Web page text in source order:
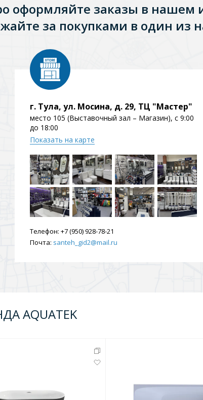
оформляйте заказы в нашем
за покупками в один из
г. Тула, ул. Мосина, д. 29, ТЦ "Мастер"
место 105 (Выставочный зал – Магазин), с 9:00
до 18:00
Показать на карте
Телефон: +7 (950) 928-78-21
Почта: santeh_gid2@mail.ru
AQUATEK